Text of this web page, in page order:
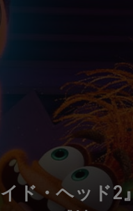
ド・ヘッド2